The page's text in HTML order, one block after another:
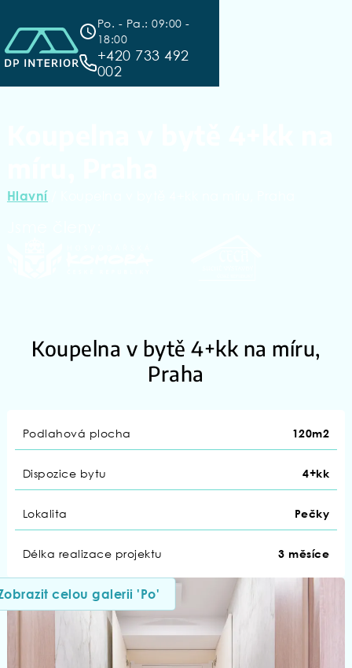
Po. - Pa.: 09:00 -
18:00
+420 733 492
002
Hlavní
Koupelna v bytě 4+kk na míru,
Praha
Podlahová plocha 120m2
Dispozice bytu 4+kk
Lokalita Pečky
Délka realizace projektu 3 měsíce
celou galerii 'Po'